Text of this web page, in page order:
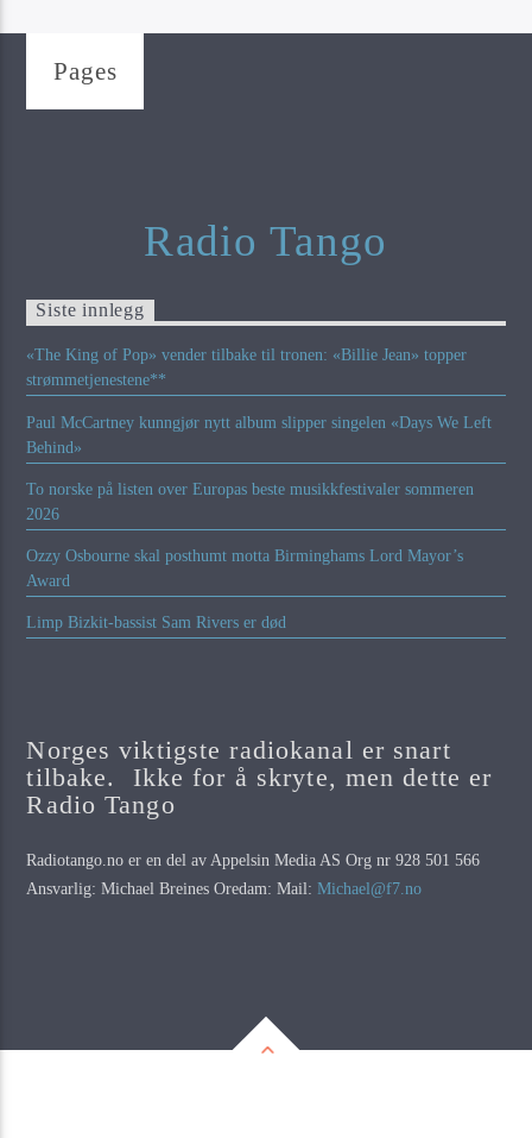
Pages
Radio Tango
Siste innlegg
«The King of Pop» vender tilbake til tronen: «Billie Jean» topper
strømmetjenestene**
Paul McCartney kunngjør nytt album slipper singelen «Days We Left
Behind»
To norske på listen over Europas beste musikkfestivaler sommeren
2026
Ozzy Osbourne skal posthumt motta Birminghams Lord Mayor’s
Award
Limp Bizkit-bassist Sam Rivers er død
Norges viktigste radiokanal er snart
tilbake. Ikke for å skryte, men dette er
Radio Tango
Radiotango.no er en del av Appelsin Media AS Org nr 928 501 566
Ansvarlig: Michael Breines Oredam: Mail:Michael@f7.no